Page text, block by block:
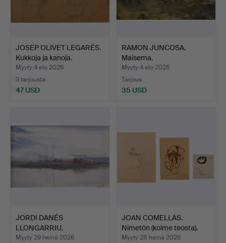
JOSEP OLIVET LEGARÉS.
Kukkoja ja kanoja.
Myyty 4 elo 2026
3 tarjousta
47 USD
RAMON JUNCOSA.
Maisema.
Myyty 4 elo 2026
Tarjous
35 USD
JORDI DANÉS
LLONGARRIU.
Jokimaisema.
Myyty 29 heinä 2026
JOAN COMELLAS.
Nimetön (kolme teosta).
Myyty 28 heinä 2026